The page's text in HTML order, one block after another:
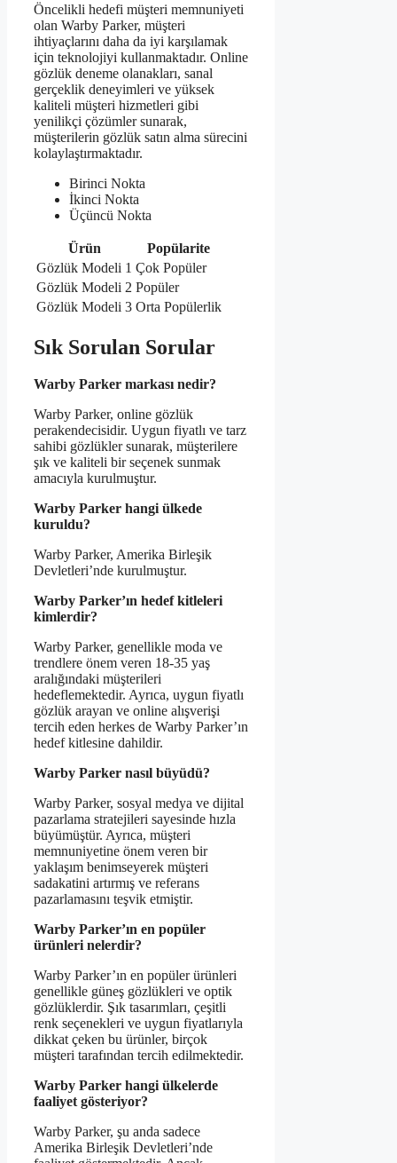
Öncelikli hedefi müşteri memnuniyeti
olan Warby Parker, müşteri
ihtiyaçlarını daha da iyi karşılamak
için teknolojiyi kullanmaktadır. Online
gözlük deneme olanakları, sanal
gerçeklik deneyimleri ve yüksek
kaliteli müşteri hizmetleri gibi
yenilikçi çözümler sunarak,
müşterilerin gözlük satın alma sürecini
kolaylaştırmaktadır.
Birinci Nokta
İkinci Nokta
Üçüncü Nokta
Ürün
Popülarite
Gözlük Modeli 1 Çok Popüler
Gözlük Modeli 2 Popüler
Gözlük Modeli 3 Orta Popülerlik
Sık Sorulan Sorular
Warby Parker markası nedir?
Warby Parker, online gözlük
perakendecisidir. Uygun fiyatlı ve tarz
sahibi gözlükler sunarak, müşterilere
şık ve kaliteli bir seçenek sunmak
amacıyla kurulmuştur.
Warby Parker hangi ülkede
kuruldu?
Warby Parker, Amerika Birleşik
Devletleri’nde kurulmuştur.
Warby Parker’ın hedef kitleleri
kimlerdir?
Warby Parker, genellikle moda ve
trendlere önem veren 18-35 yaş
aralığındaki müşterileri
hedeflemektedir. Ayrıca, uygun fiyatlı
gözlük arayan ve online alışverişi
tercih eden herkes de Warby Parker’ın
hedef kitlesine dahildir.
Warby Parker nasıl büyüdü?
Warby Parker, sosyal medya ve dijital
pazarlama stratejileri sayesinde hızla
büyümüştür. Ayrıca, müşteri
memnuniyetine önem veren bir
yaklaşım benimseyerek müşteri
sadakatini artırmış ve referans
pazarlamasını teşvik etmiştir.
Warby Parker’ın en popüler
ürünleri nelerdir?
Warby Parker’ın en popüler ürünleri
genellikle güneş gözlükleri ve optik
gözlüklerdir. Şık tasarımları, çeşitli
renk seçenekleri ve uygun fiyatlarıyla
dikkat çeken bu ürünler, birçok
müşteri tarafından tercih edilmektedir.
Warby Parker hangi ülkelerde
faaliyet gösteriyor?
Warby Parker, şu anda sadece
Amerika Birleşik Devletleri’nde